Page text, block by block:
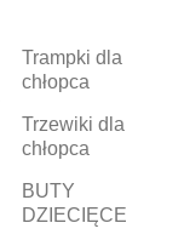
Trampki dla
chłopca
Trzewiki dla
chłopca
BUTY
DZIECIĘCE